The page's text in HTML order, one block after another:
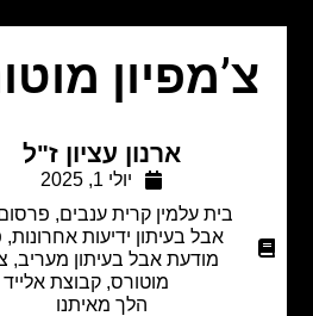
מוטורס
ארנון עציון ז"ל
בית עלמין קרית ענבים,פרסום מודעת
אבל בעיתון ידיעות אחרונות,פרסום
מודעת אבל בעיתון מעריב, צ’מפיון
,קבוצת אלייד
הלך מאיתנו